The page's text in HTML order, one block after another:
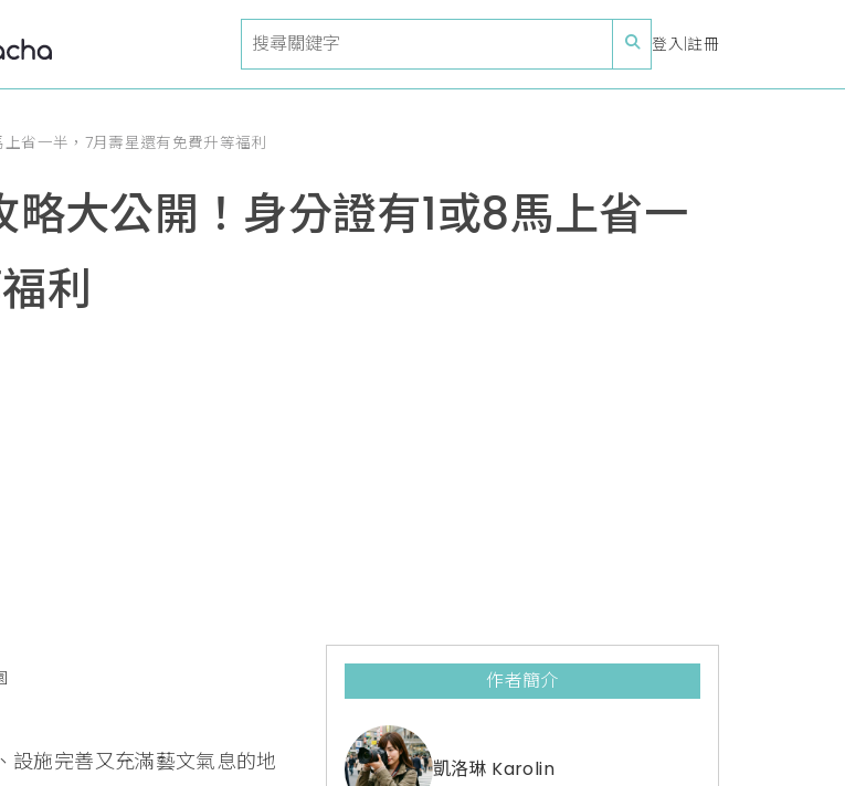
登入 註冊
省一半，7月壽星還有免費升等福利
大公開！身分證有1或8馬上省一
利
設施完善又充滿藝文氣息的地
作者簡介
凱洛琳 Karolin